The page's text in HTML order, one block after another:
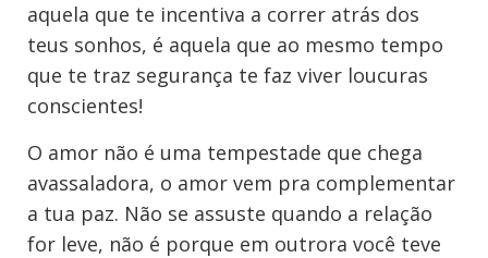
aquela que te incentiva a correr atrás dos
teus sonhos, é aquela que ao mesmo tempo
que te traz segurança te faz viver loucuras
conscientes!
O amor não é uma tempestade que chega
avassaladora, o amor vem pra complementar
a tua paz. Não se assuste quando a relação
for leve, não é porque em outrora você teve